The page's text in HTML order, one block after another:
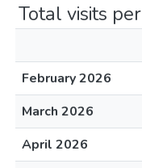
Total visits
February 2026
March 2026
April 2026